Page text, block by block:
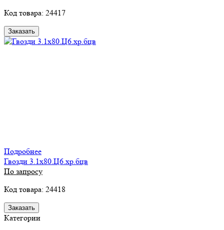
Код товара: 24417
Заказать
Подробнее
Гвозди 3.1х80.Ц6.хр.бцв
По запросу
Код товара: 24418
Заказать
Категории